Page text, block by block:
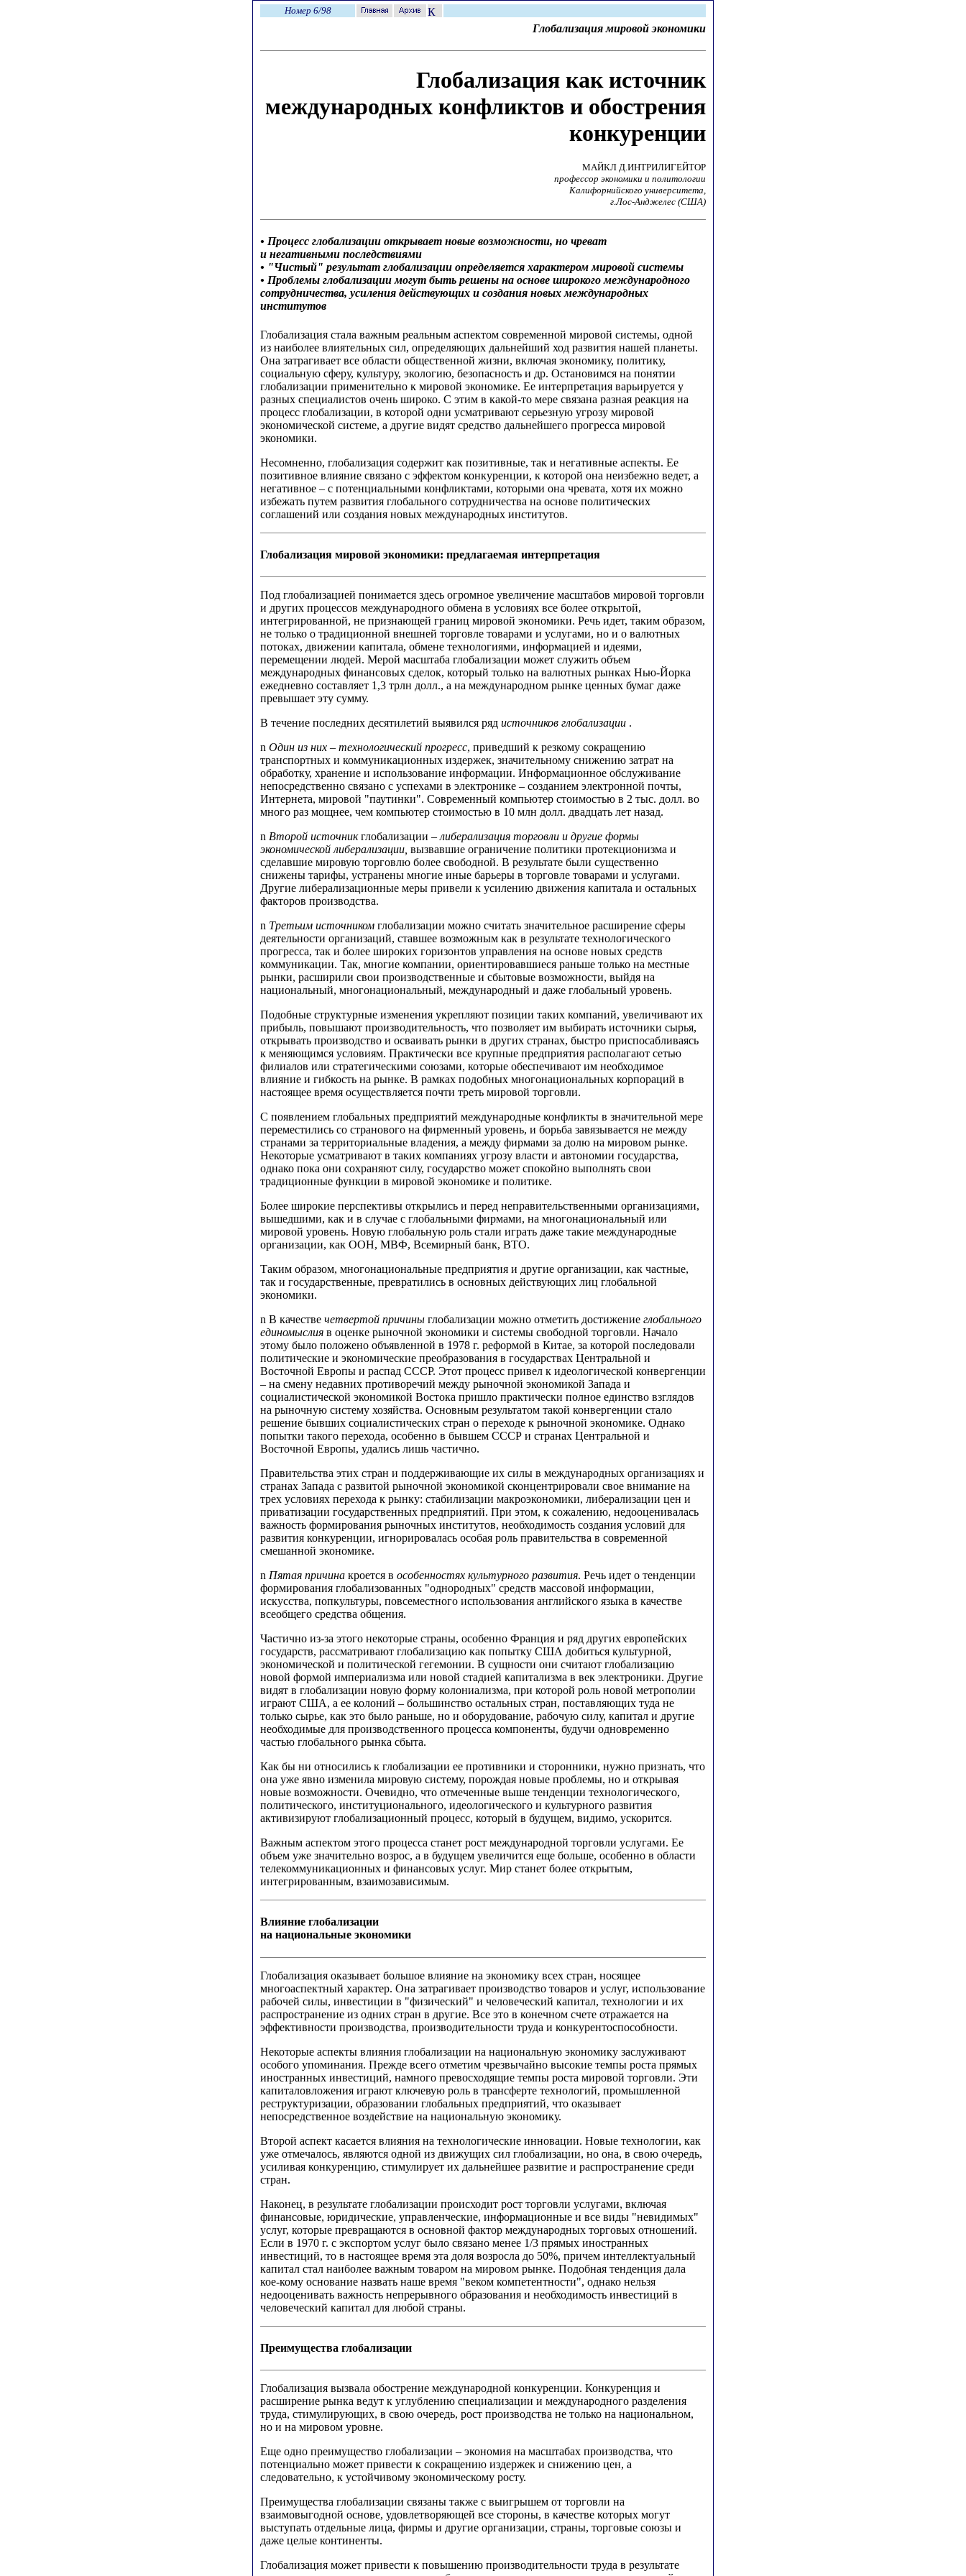
Номер 6/98
Глобализация мировой экономики
Глобализация как источник
международных конфликтов и обострения
конкуренции
МАЙКЛ Д.ИНТРИЛИГЕЙТОР
профессор экономики и политологии
Калифорнийского университета,
г.Лос-Анджелес (США)
• Процесс глобализации открывает новые возможности, но чреват
и негативными последствиями
• "Чистый" результат глобализации определяется характером мировой системы
• Проблемы глобализации могут быть решены на основе широкого международного
сотрудничества, усиления действующих и создания новых международных
институтов
Глобализация стала важным реальным аспектом современной мировой системы, одной
из наиболее влиятельных сил, определяющих дальнейший ход развития нашей планеты.
Она затрагивает все области общественной жизни, включая экономику, политику,
социальную сферу, культуру, экологию, безопасность и др. Остановимся на понятии
глобализации применительно к мировой экономике. Ее интерпретация варьируется у
разных специалистов очень широко. С этим в какой-то мере связана разная реакция на
процесс глобализации, в которой одни усматривают серьезную угрозу мировой
экономической системе, а другие видят средство дальнейшего прогресса мировой
экономики.
Несомненно, глобализация содержит как позитивные, так и негативные аспекты. Ее
позитивное влияние связано с эффектом конкуренции, к которой она неизбежно ведет, а
негативное – с потенциальными конфликтами, которыми она чревата, хотя их можно
избежать путем развития глобального сотрудничества на основе политических
соглашений или создания новых международных институтов.
Глобализация мировой экономики: предлагаемая интерпретация
Под глобализацией понимается здесь огромное увеличение масштабов мировой торговли
и других процессов международного обмена в условиях все более открытой,
интегрированной, не признающей границ мировой экономики. Речь идет, таким образом,
не только о традиционной внешней торговле товарами и услугами, но и о валютных
потоках, движении капитала, обмене технологиями, информацией и идеями,
перемещении людей. Мерой масштаба глобализации может служить объем
международных финансовых сделок, который только на валютных рынках Нью-Йорка
ежедневно составляет 1,3 трлн долл., а на международном рынке ценных бумаг даже
превышает эту сумму.
В течение последних десятилетий выявился ряд источников глобализации .
n Один из них – технологический прогресс, приведший к резкому сокращению
транспортных и коммуникационных издержек, значительному снижению затрат на
обработку, хранение и использование информации. Информационное обслуживание
непосредственно связано с успехами в электронике – созданием электронной почты,
Интернета, мировой "паутинки". Современный компьютер стоимостью в 2 тыс. долл. во
много раз мощнее, чем компьютер стоимостью в 10 млн долл. двадцать лет назад.
n Второй источникглобализации – либерализация торговли и другие формы
экономической либерализации, вызвавшие ограничение политики протекционизма и
сделавшие мировую торговлю более свободной. В результате были существенно
снижены тарифы, устранены многие иные барьеры в торговле товарами и услугами.
Другие либерализационные меры привели к усилению движения капитала и остальных
факторов производства.
n Третьим источником глобализации можно считать значительное расширение сферы
деятельности организаций, ставшее возможным как в результате технологического
прогресса, так и более широких горизонтов управления на основе новых средств
коммуникации. Так, многие компании, ориентировавшиеся раньше только на местные
рынки, расширили свои производственные и сбытовые возможности, выйдя на
национальный, многонациональный, международный и даже глобальный уровень.
Подобные структурные изменения укрепляют позиции таких компаний, увеличивают их
прибыль, повышают производительность, что позволяет им выбирать источники сырья,
открывать производство и осваивать рынки в других странах, быстро приспосабливаясь
к меняющимся условиям. Практически все крупные предприятия располагают сетью
филиалов или стратегическими союзами, которые обеспечивают им необходимое
влияние и гибкость на рынке. В рамках подобных многонациональных корпораций в
настоящее время осуществляется почти треть мировой торговли.
С появлением глобальных предприятий международные конфликты в значительной мере
переместились со странового на фирменный уровень, и борьба завязывается не между
странами за территориальные владения, а между фирмами за долю на мировом рынке.
Некоторые усматривают в таких компаниях угрозу власти и автономии государства,
однако пока они сохраняют силу, государство может спокойно выполнять свои
традиционные функции в мировой экономике и политике.
Более широкие перспективы открылись и перед неправительственными организациями,
вышедшими, как и в случае с глобальными фирмами, на многонациональный или
мировой уровень. Новую глобальную роль стали играть даже такие международные
организации, как ООН, МВФ, Всемирный банк, ВТО.
Таким образом, многонациональные предприятия и другие организации, как частные,
так и государственные, превратились в основных действующих лиц глобальной
экономики.
n В качестве четвертой причины глобализации можно отметить достижение глобального
единомыслия в оценке рыночной экономики и системы свободной торговли. Начало
этому было положено объявленной в 1978 г. реформой в Китае, за которой последовали
политические и экономические преобразования в государствах Центральной и
Восточной Европы и распад СССР. Этот процесс привел к идеологической конвергенции
– на смену недавних противоречий между рыночной экономикой Запада и
социалистической экономикой Востока пришло практически полное единство взглядов
на рыночную систему хозяйства. Основным результатом такой конвергенции стало
решение бывших социалистических стран о переходе к рыночной экономике. Однако
попытки такого перехода, особенно в бывшем СССР и странах Центральной и
Восточной Европы, удались лишь частично.
Правительства этих стран и поддерживающие их силы в международных организациях и
странах Запада с развитой рыночной экономикой сконцентрировали свое внимание на
трех условиях перехода к рынку: стабилизации макроэкономики, либерализации цен и
приватизации государственных предприятий. При этом, к сожалению, недооценивалась
важность формирования рыночных институтов, необходимость создания условий для
развития конкуренции, игнорировалась особая роль правительства в современной
смешанной экономике.
n Пятая причина кроется в особенностях культурного развития. Речь идет о тенденции
формирования глобализованных "однородных" средств массовой информации,
искусства, попкультуры, повсеместного использования английского языка в качестве
всеобщего средства общения.
Частично из-за этого некоторые страны, особенно Франция и ряд других европейских
государств, рассматривают глобализацию как попытку США добиться культурной,
экономической и политической гегемонии. В сущности они считают глобализацию
новой формой империализма или новой стадией капитализма в век электроники. Другие
видят в глобализации новую форму колониализма, при которой роль новой метрополии
играют США, а ее колоний – большинство остальных стран, поставляющих туда не
только сырье, как это было раньше, но и оборудование, рабочую силу, капитал и другие
необходимые для производственного процесса компоненты, будучи одновременно
частью глобального рынка сбыта.
Как бы ни относились к глобализации ее противники и сторонники, нужно признать, что
она уже явно изменила мировую систему, порождая новые проблемы, но и открывая
новые возможности. Очевидно, что отмеченные выше тенденции технологического,
политического, институционального, идеологического и культурного развития
активизируют глобализационный процесс, который в будущем, видимо, ускорится.
Важным аспектом этого процесса станет рост международной торговли услугами. Ее
объем уже значительно возрос, а в будущем увеличится еще больше, особенно в области
телекоммуникационных и финансовых услуг. Мир станет более открытым,
интегрированным, взаимозависимым.
Влияние глобализации
на национальные экономики
Глобализация оказывает большое влияние на экономику всех стран, носящее
многоаспектный характер. Она затрагивает производство товаров и услуг, использование
рабочей силы, инвестиции в "физический" и человеческий капитал, технологии и их
распространение из одних стран в другие. Все это в конечном счете отражается на
эффективности производства, производительности труда и конкурентоспособности.
Некоторые аспекты влияния глобализации на национальную экономику заслуживают
особого упоминания. Прежде всего отметим чрезвычайно высокие темпы роста прямых
иностранных инвестиций, намного превосходящие темпы роста мировой торговли. Эти
капиталовложения играют ключевую роль в трансферте технологий, промышленной
реструктуризации, образовании глобальных предприятий, что оказывает
непосредственное воздействие на национальную экономику.
Второй аспект касается влияния на технологические инновации. Новые технологии, как
уже отмечалось, являются одной из движущих сил глобализации, но она, в свою очередь,
усиливая конкуренцию, стимулирует их дальнейшее развитие и распространение среди
стран.
Наконец, в результате глобализации происходит рост торговли услугами, включая
финансовые, юридические, управленческие, информационные и все виды "невидимых"
услуг, которые превращаются в основной фактор международных торговых отношений.
Если в 1970 г. с экспортом услуг было связано менее 1/3 прямых иностранных
инвестиций, то в настоящее время эта доля возросла до 50%, причем интеллектуальный
капитал стал наиболее важным товаром на мировом рынке. Подобная тенденция дала
кое-кому основание назвать наше время "веком компетентности", однако нельзя
недооценивать важность непрерывного образования и необходимость инвестиций в
человеческий капитал для любой страны.
Преимущества глобализации
Глобализация вызвала обострение международной конкуренции. Конкуренция и
расширение рынка ведут к углублению специализации и международного разделения
труда, стимулирующих, в свою очередь, рост производства не только на национальном,
но и на мировом уровне.
Еще одно преимущество глобализации – экономия на масштабах производства, что
потенциально может привести к сокращению издержек и снижению цен, а
следовательно, к устойчивому экономическому росту.
Преимущества глобализации связаны также с выигрышем от торговли на
взаимовыгодной основе, удовлетворяющей все стороны, в качестве которых могут
выступать отдельные лица, фирмы и другие организации, страны, торговые союзы и
даже целые континенты.
Глобализация может привести к повышению производительности труда в результате